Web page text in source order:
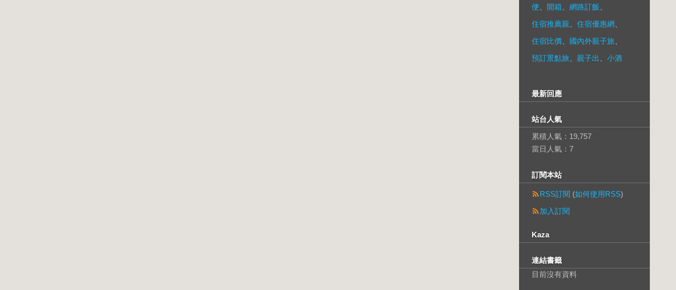
便 開箱 網路訂飯
住宿推薦親
住宿優惠網
住宿比價
國內外親子旅
預訂景點旅
親子出 小酒
最新回應
站台人氣
累積人氣： 19,757
當日人氣： 7
訂閱本站
RSS訂閱 (如何使用RSS)
加入訂閱
Kaza
連結書籤
目前沒有資料